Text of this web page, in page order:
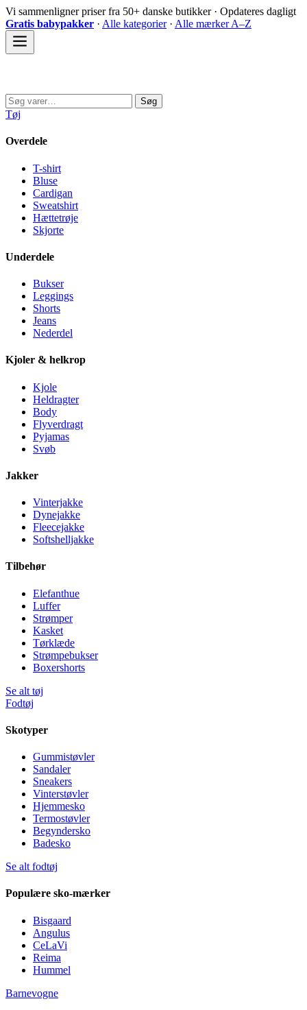
Spring
til
indhold
Vi sammenligner priser fra 50+ danske butikker · Opdateres dagligt
Gratis babypakker · Alle kategorier· Alle mærker A–Z
Søg
efter:
Søg
Tøj
Overdele
T-shirt
Bluse
Cardigan
Sweatshirt
Hættetrøje
Skjorte
Underdele
Bukser
Leggings
Shorts
Jeans
Nederdel
Kjoler & helkrop
Kjole
Heldragter
Body
Flyverdragt
Pyjamas
Svøb
Jakker
Vinterjakke
Dynejakke
Fleecejakke
Softshelljakke
Tilbehør
Elefanthue
Luffer
Strømper
Kasket
Tørklæde
Strømpebukser
Boxershorts
Se alt tøj
Fodtøj
Skotyper
Gummistøvler
Sandaler
Sneakers
Vinterstøvler
Hjemmesko
Termostøvler
Begyndersko
Badesko
Se alt fodtøj
Populære sko-mærker
Bisgaard
Angulus
CeLaVi
Reima
Hummel
Barnevogne